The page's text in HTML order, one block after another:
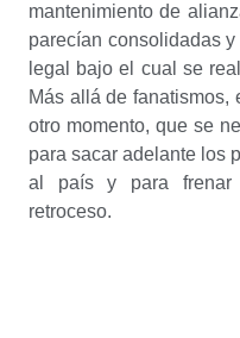
mantenimiento de
parecían consolidadas
legal bajo el cual se
Más allá de fanatismos,
otro momento, que se
para sacar adelante los
al país y para frenar
retroceso.